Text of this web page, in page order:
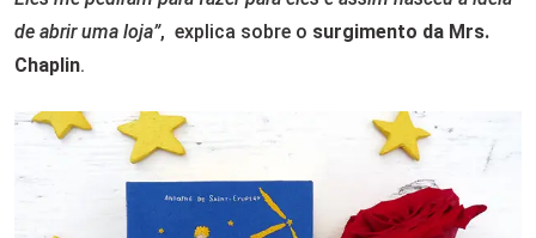
de abrir uma loja”, explica sobre o surgimento da Mrs.
Chaplin.